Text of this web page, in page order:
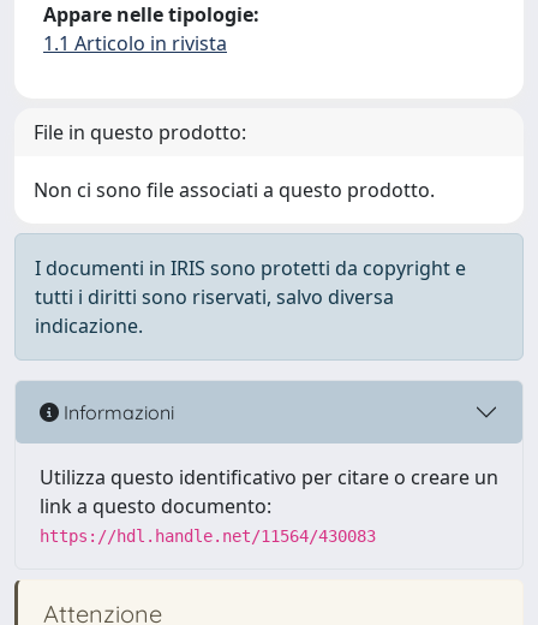
Appare nelle tipologie:
1.1 Articolo in rivista
File in questo prodotto:
Non ci sono file associati a questo prodotto.
I documenti in IRIS sono protetti da copyright e
tutti i diritti sono riservati, salvo diversa
indicazione.
Informazioni
Utilizza questo identificativo per citare o creare un
link a questo documento:
https://hdl.handle.net/11564/430083
Attenzione